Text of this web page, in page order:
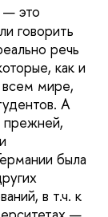
— это
говорить
речь
как и
всем мире,
А
прежней,
была
в т.ч. к